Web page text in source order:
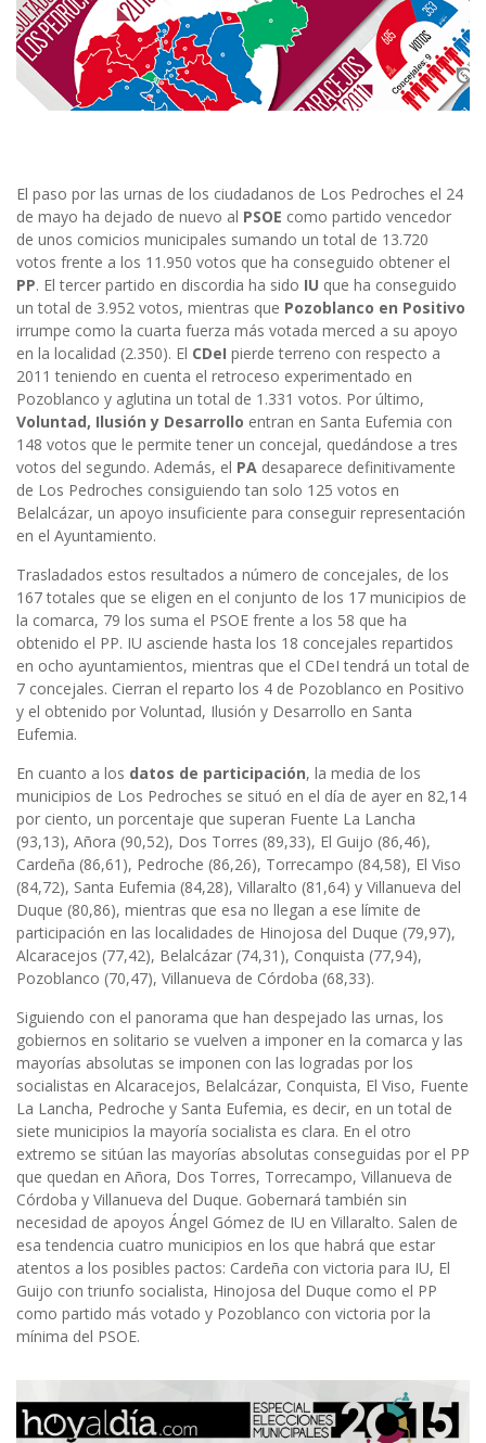
El paso por las urnas de los ciudadanos de Los Pedroches el 24
de mayo ha dejado de nuevo al PSOE como partido vencedor
de unos comicios municipales sumando un total de 13.720
votos frente a los 11.950 votos que ha conseguido obtener el
PP. El tercer partido en discordia ha sido IU que ha conseguido
un total de 3.952 votos, mientras que Pozoblanco en Positivo
irrumpe como la cuarta fuerza más votada merced a su apoyo
en la localidad (2.350). El CDeI pierde terreno con respecto a
2011 teniendo en cuenta el retroceso experimentado en
Pozoblanco y aglutina un total de 1.331 votos. Por último,
Voluntad, Ilusión y Desarrollo entran en Santa Eufemia con
148 votos que le permite tener un concejal, quedándose a tres
votos del segundo. Además, el PA desaparece definitivamente
de Los Pedroches consiguiendo tan solo 125 votos en
Belalcázar, un apoyo insuficiente para conseguir representación
en el Ayuntamiento.
Trasladados estos resultados a número de concejales, de los
167 totales que se eligen en el conjunto de los 17 municipios de
la comarca, 79 los suma el PSOE frente a los 58 que ha
obtenido el PP. IU asciende hasta los 18 concejales repartidos
en ocho ayuntamientos, mientras que el CDeI tendrá un total de
7 concejales. Cierran el reparto los 4 de Pozoblanco en Positivo
y el obtenido por Voluntad, Ilusión y Desarrollo en Santa
Eufemia.
En cuanto a los datos de participación, la media de los
municipios de Los Pedroches se situó en el día de ayer en 82,14
por ciento, un porcentaje que superan Fuente La Lancha
(93,13), Añora (90,52), Dos Torres (89,33), El Guijo (86,46),
Cardeña (86,61), Pedroche (86,26), Torrecampo (84,58), El Viso
(84,72), Santa Eufemia (84,28), Villaralto (81,64) y Villanueva del
Duque (80,86), mientras que esa no llegan a ese límite de
participación en las localidades de Hinojosa del Duque (79,97),
Alcaracejos (77,42), Belalcázar (74,31), Conquista (77,94),
Pozoblanco (70,47), Villanueva de Córdoba (68,33).
Siguiendo con el panorama que han despejado las urnas, los
gobiernos en solitario se vuelven a imponer en la comarca y las
mayorías absolutas se imponen con las logradas por los
socialistas en Alcaracejos, Belalcázar, Conquista, El Viso, Fuente
La Lancha, Pedroche y Santa Eufemia, es decir, en un total de
siete municipios la mayoría socialista es clara. En el otro
extremo se sitúan las mayorías absolutas conseguidas por el PP
que quedan en Añora, Dos Torres, Torrecampo, Villanueva de
Córdoba y Villanueva del Duque. Gobernará también sin
necesidad de apoyos Ángel Gómez de IU en Villaralto. Salen de
esa tendencia cuatro municipios en los que habrá que estar
atentos a los posibles pactos: Cardeña con victoria para IU, El
Guijo con triunfo socialista, Hinojosa del Duque como el PP
como partido más votado y Pozoblanco con victoria por la
mínima del PSOE.